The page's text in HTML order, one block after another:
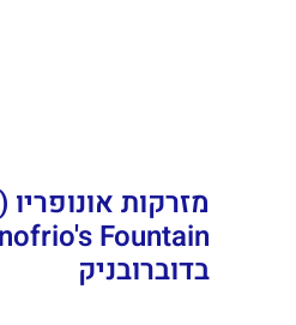
בדוברובניק